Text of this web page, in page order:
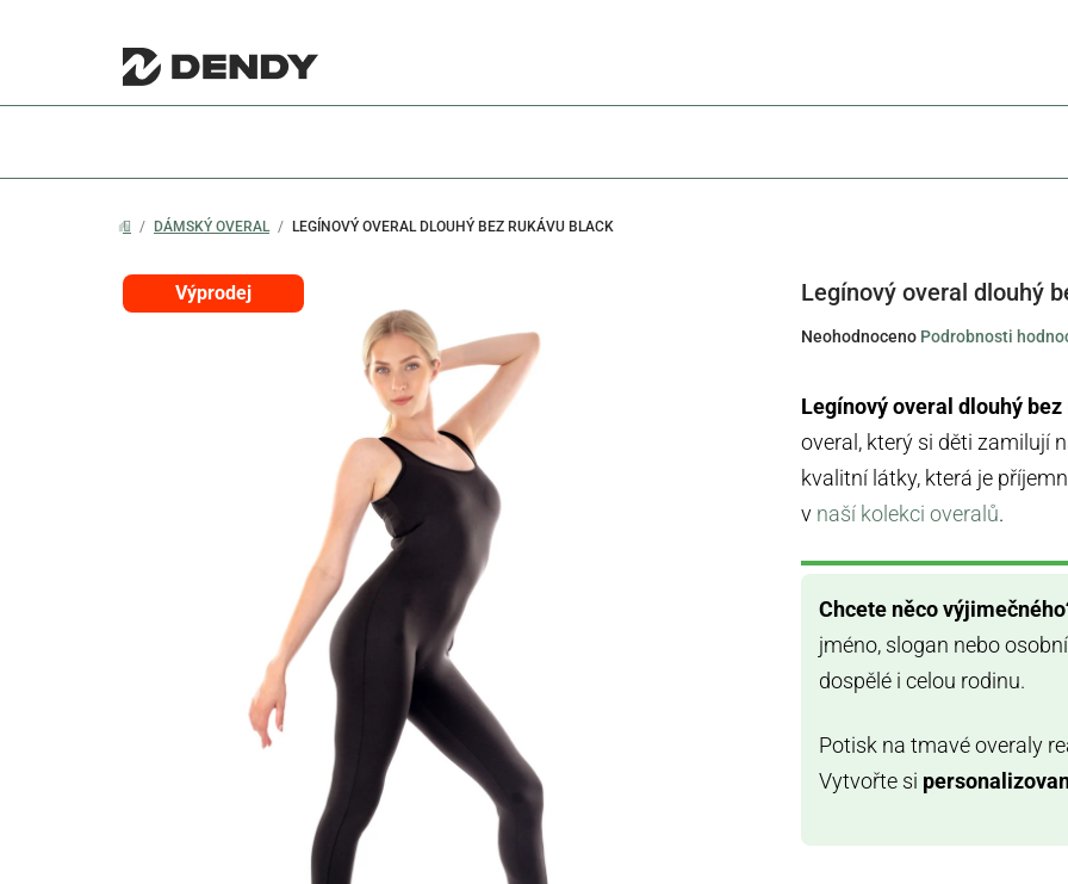
DOMŮ
/ DÁMSKÝ OVERAL / LEGÍNOVÝ OVERAL DLOUHÝ BEZ RUKÁVU BLACK
Legínový overal dlouhý
Průměrné
produktu
0,0
z
5
Neohodnoceno Podrobnosti
Legínový overal dlouhý
overal, který si děti zamilují
kvalitní látky, která je
v naší kolekci overalů.
Chcete něco
jméno, slogan nebo
dospělé i celou rodinu.
Potisk na tmavé overaly
Vytvořte si
Výprodej